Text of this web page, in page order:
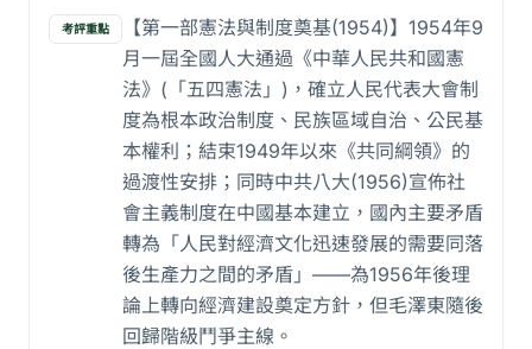
考評重點
【第一部憲法與制度奠基(1954)】1954年9
月一屆全國人大通過《中華人民共和國憲
法》(「五四憲法」)，確立人民代表大會制
度為根本政治制度、民族區域自治、公民基
本權利；結束1949年以來《共同綱領》的
過渡性安排；同時中共八大(1956)宣佈社
會主義制度在中國基本建立，國內主要矛盾
轉為「人民對經濟文化迅速發展的需要同落
後生產力之間的矛盾」——為1956年後理
論上轉向經濟建設奠定方針，但毛澤東隨後
回歸階級鬥爭主線。